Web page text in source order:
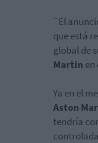
¨El
que está
global de
Martin
Ya en el
Aston
tendría